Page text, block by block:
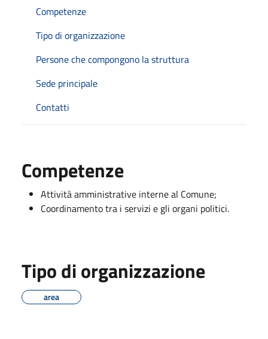
Competenze
Tipo di organizzazione
Persone che compongono la struttura
Sede principale
Contatti
Competenze
Attività amministrative interne al Comune;
Coordinamento tra i servizi e gli organi politici.
Tipo di organizzazione
area